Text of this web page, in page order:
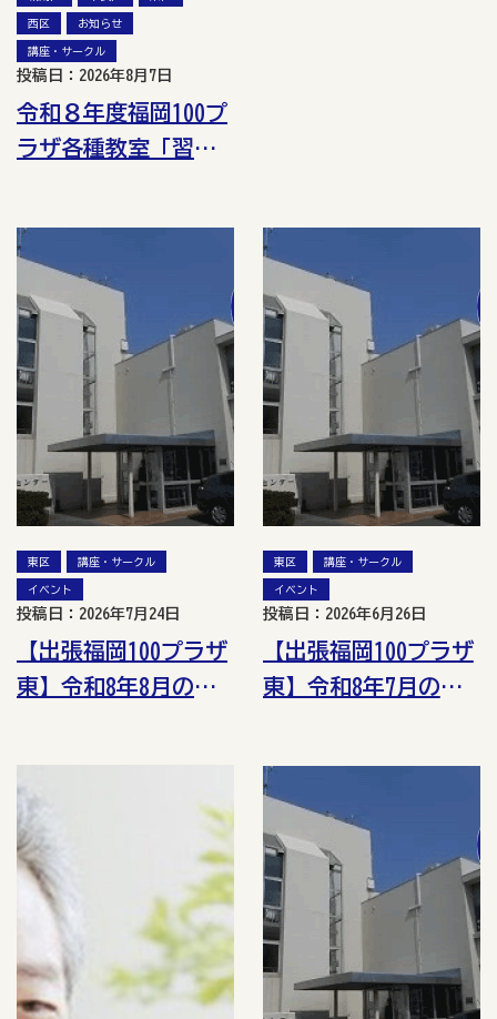
西区 お知らせ
講座・サークル
投稿日：2026年8月7日
令和８年度福岡100プ
ラザ各種教室「習う
東区 講座・サークル
イベント
投稿日：2026年7月24日
【出張福岡100プラザ
東】令和8年8月の講
東区 講座・サークル
イベント
投稿日：2026年6月26日
【出張福岡100プラザ
東】令和8年7月の講